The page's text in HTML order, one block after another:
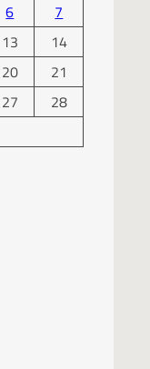
6
7
13
14
20
21
27
28